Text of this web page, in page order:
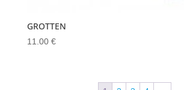
GROTTEN
11.00 €